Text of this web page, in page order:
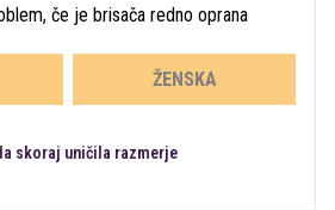
če je brisača redno oprana
ŽENSKA
skoraj uničila razmerje